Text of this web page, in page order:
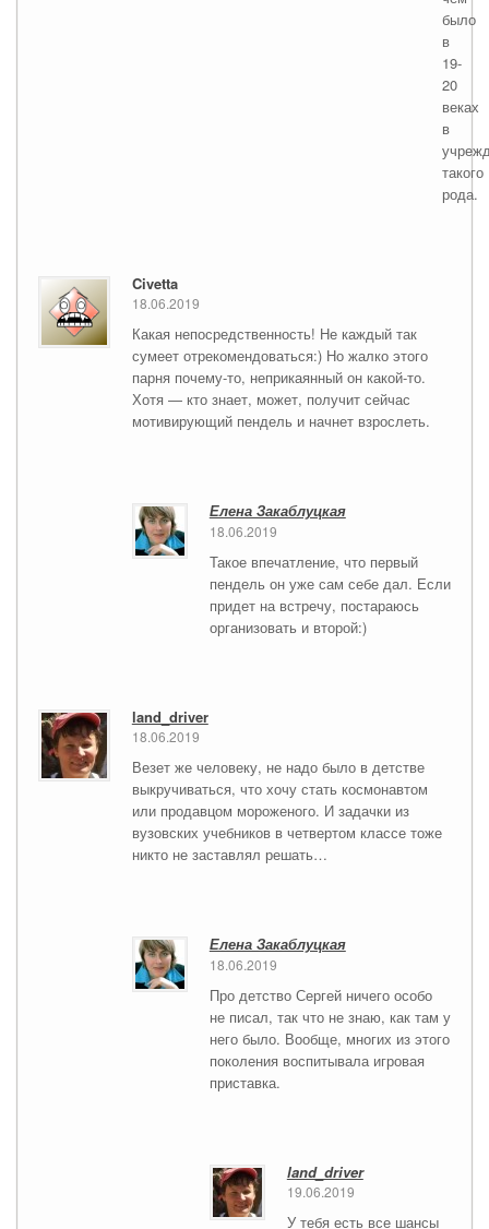
было
в
19-
20
веках
в
такого
рода.
Civetta
18.06.2019
Какая непосредственность! Не каждый так
сумеет отрекомендоваться:) Но жалко этого
парня почему-то, неприкаянный он какой-то.
Хотя — кто знает, может, получит сейчас
мотивирующий пендель и начнет взрослеть.
Елена Закаблуцкая
18.06.2019
Такое впечатление, что первый
пендель он уже сам себе дал. Если
придет на встречу, постараюсь
организовать и второй:)
land_driver
18.06.2019
Везет же человеку, не надо было в детстве
выкручиваться, что хочу стать космонавтом
или продавцом мороженого. И задачки из
вузовских учебников в четвертом классе тоже
никто не заставлял решать…
Елена Закаблуцкая
18.06.2019
Про детство Сергей ничего особо
не писал, так что не знаю, как там у
него было. Вообще, многих из этого
поколения воспитывала игровая
приставка.
land_driver
19.06.2019
У тебя есть все шансы